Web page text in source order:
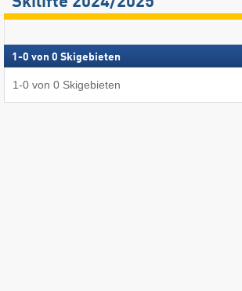
1 -0 von 0 Skigebieten
1-0 von 0 Skigebieten